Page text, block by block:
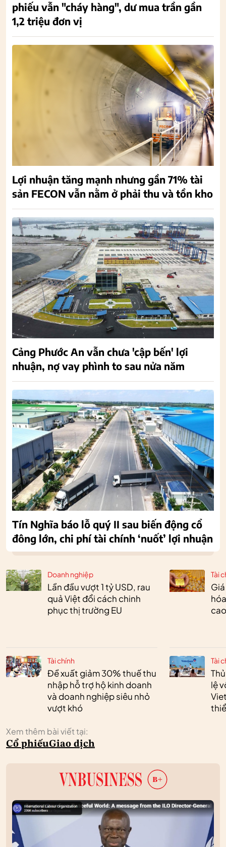
Doanh nghiệp
Lần đầu vượt 1 tỷ USD, rau
quả Việt đổi cách chinh
phục thị trường EU
Tài chính
Đề xuất giảm 30% thuế thu
nhập hỗ trợ hộ kinh doanh
và doanh nghiệp siêu nhỏ
vượt khó
Tài
Tài
lệ
Xem thêm bài viết tại:
Cổ phiếuGiao dịch
phiếu vẫn "cháy hàng", dư mua trần gần
1,2 triệu đơn vị
Lợi nhuận tăng mạnh nhưng gần 71% tài
sản FECON vẫn nằm ở phải thu và tồn kho
Cảng Phước An vẫn chưa 'cập bến' lợi
nhuận, nợ vay phình to sau nửa năm
Tín Nghĩa báo lỗ quý II sau biến động cổ
đông lớn, chi phí tài chính ‘nuốt’ lợi nhuận